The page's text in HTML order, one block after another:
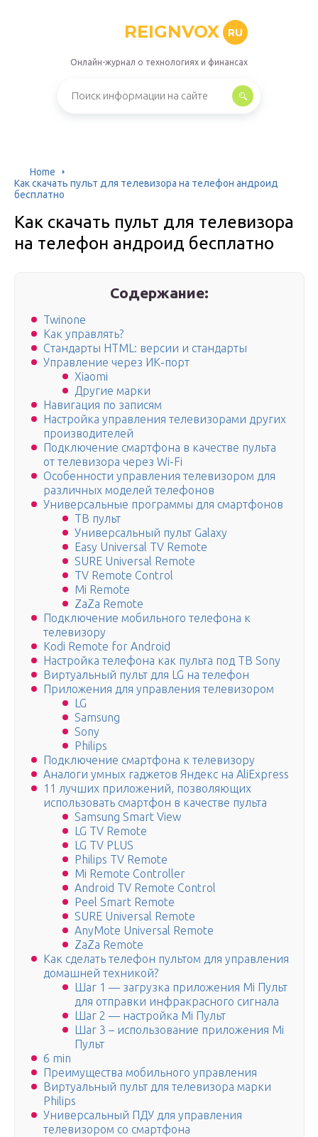
REIGNVOX RU
Онлайн-журнал о технологиях и финансах
Home
Как скачать пульт для телевизора на телефон андроид
бесплатно
Как скачать пульт для телевизора
на телефон андроид бесплатно
Содержание:
Twinone
Как управлять?
Стандарты HTML: версии и стандарты
Управление через ИК-порт
Xiaomi
Другие марки
Навигация по записям
Настройка управления телевизорами других
производителей
Подключение смартфона в качестве пульта
от телевизора через Wi-Fi
Особенности управления телевизором для
различных моделей телефонов
Универсальные программы для смартфонов
ТВ пульт
Универсальный пульт Galaxy
Easy Universal TV Remote
SURE Universal Remote
TV Remote Control
Mi Remote
ZaZa Remote
Подключение мобильного телефона к
телевизору
Kodi Remote for Android
Настройка телефона как пульта под ТВ Sony
Виртуальный пульт для LG на телефон
Приложения для управления телевизором
LG
Samsung
Sony
Philips
Подключение смартфона к телевизору
Аналоги умных гаджетов Яндекс на AliExpress
11 лучших приложений, позволяющих
использовать смартфон в качестве пульта
Samsung Smart View
LG TV Remote
LG TV PLUS
Philips TV Remote
Mi Remote Controller
Android TV Remote Control
Peel Smart Remote
SURE Universal Remote
AnyMote Universal Remote
ZaZa Remote
Как сделать телефон пультом для управления
домашней техникой?
Шаг 1 — загрузка приложения Mi Пульт
для отправки инфракрасного сигнала
Шаг 2 — настройка Mi Пульт
Шаг 3 – использование приложения Mi
Пульт
6 min
Преимущества мобильного управления
Виртуальный пульт для телевизора марки
Philips
Универсальный ПДУ для управления
телевизором со смартфона